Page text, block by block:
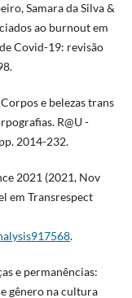
Samara da Silva &
ao burnout em
Covid-19: revisão
e belezas trans
R@U -
2014-232.
2021 (2021, Nov
em Transrespect
.
e permanências:
gênero na cultura